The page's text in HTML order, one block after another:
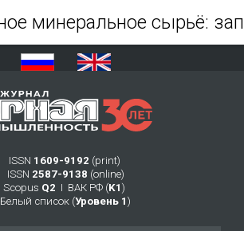
ISSN 1609-9192 (print)
ISSN 2587-9138 (online)
Scopus Q2 Ι ВАК РФ (K1 )
Белый список (Уровень 1 )